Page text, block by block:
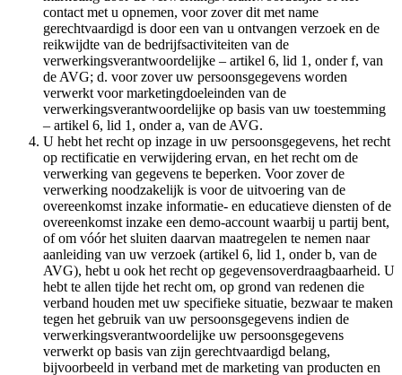
contact met u opnemen, voor zover dit met name
gerechtvaardigd is door een van u ontvangen verzoek en de
reikwijdte van de bedrijfsactiviteiten van de
verwerkingsverantwoordelijke – artikel 6, lid 1, onder f, van
de AVG; d. voor zover uw persoonsgegevens worden
verwerkt voor marketingdoeleinden van de
verwerkingsverantwoordelijke op basis van uw toestemming
– artikel 6, lid 1, onder a, van de AVG.
U hebt het recht op inzage in uw persoonsgegevens, het recht
op rectificatie en verwijdering ervan, en het recht om de
verwerking van gegevens te beperken. Voor zover de
verwerking noodzakelijk is voor de uitvoering van de
overeenkomst inzake informatie- en educatieve diensten of de
overeenkomst inzake een demo-account waarbij u partij bent,
of om vóór het sluiten daarvan maatregelen te nemen naar
aanleiding van uw verzoek (artikel 6, lid 1, onder b, van de
AVG), hebt u ook het recht op gegevensoverdraagbaarheid. U
hebt te allen tijde het recht om, op grond van redenen die
verband houden met uw specifieke situatie, bezwaar te maken
tegen het gebruik van uw persoonsgegevens indien de
verwerkingsverantwoordelijke uw persoonsgegevens
verwerkt op basis van zijn gerechtvaardigd belang,
bijvoorbeeld in verband met de marketing van producten en